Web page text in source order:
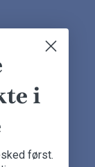
i
først.